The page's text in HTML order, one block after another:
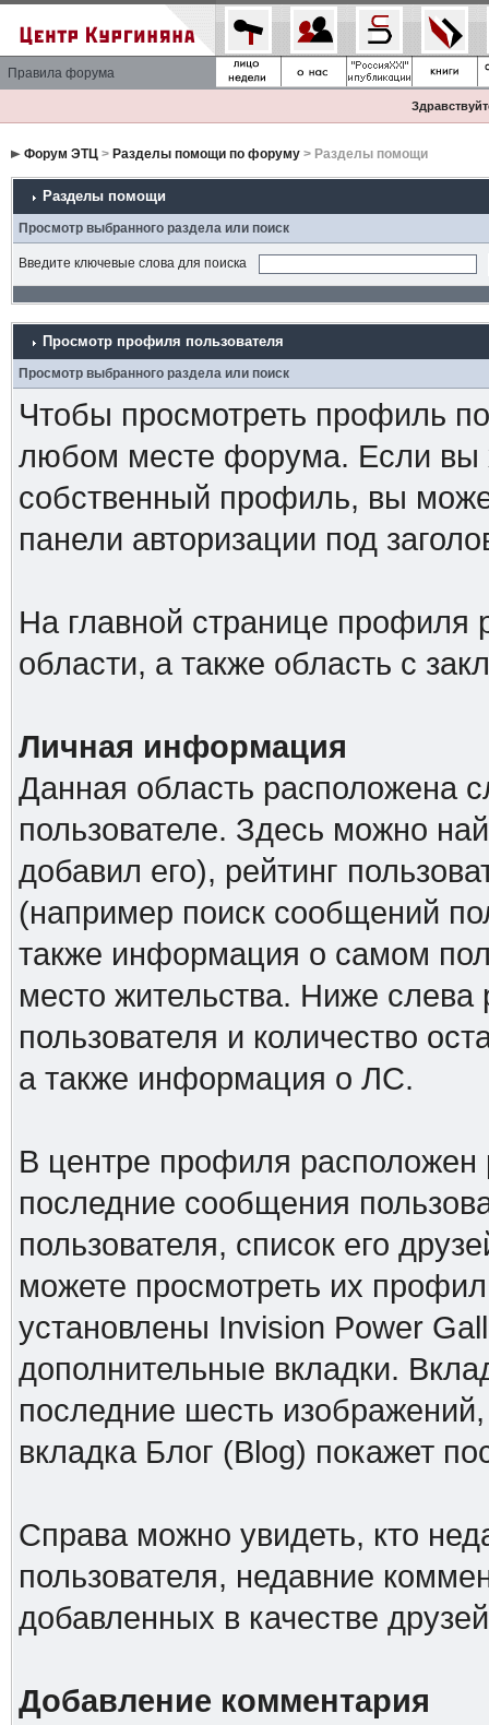
Правила форума
Форум ЭТЦ> Разделы помощи по форуму> Разделы помощи
Разделы помощи
Просмотр выбранного раздела или поиск
Введите ключевые слова для поиска
Просмотр профиля пользователя
Просмотр выбранного раздела или поиск
Чтобы просмотреть профиль
любом месте форума. Если вы
собственный профиль, вы
панели авторизации под
На главной странице профиля
области, а также область с
Личная информация
Данная область расположена
пользователе. Здесь можно
добавил его), рейтинг
(например поиск сообщений
также информация о самом
место жительства. Ниже слева
пользователя и количество
а также информация о ЛС.
В центре профиля расположен
последние сообщения
пользователя, список его
можете просмотреть их
установлены Invision Power
дополнительные вкладки.
последние шесть
вкладка Блог (Blog) покажет
Справа можно увидеть, кто
пользователя, недавние
добавленных в качестве
Добавление комментария